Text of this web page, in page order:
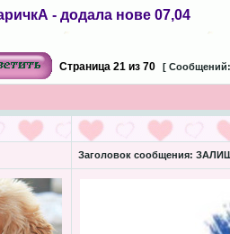
- додала нове 07,04
Страница 21из 70 [
Заголовок сообщения: